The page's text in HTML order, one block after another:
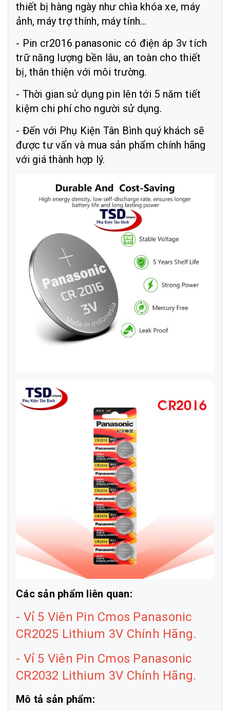
thiết bị hàng ngày như chìa khóa xe, máy
ảnh, máy trợ thính, máy tính…
- Pin cr2016 panasonic có điện áp 3v tích
trữ năng lượng bền lâu, an toàn cho thiết
bị, thân thiện với môi trường.
- Thời gian sử dụng pin lên tới 5 năm tiết
kiệm chi phí cho người sử dụng.
- Đến với Phụ Kiện Tân Bình quý khách sẽ
được tư vấn và mua sản phẩm chính hãng
với giá thành hợp lý.
Các sản phẩm liên quan:
- Vỉ 5 Viên Pin Cmos Panasonic
CR2025 Lithium 3V Chính Hãng.
- Vỉ 5 Viên Pin Cmos Panasonic
CR2032 Lithium 3V Chính Hãng.
Mô tả sản phẩm: